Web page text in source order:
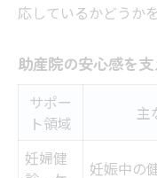
応しているかどうか
助産院の安心感を
サポー
ト領域
主
妊婦健
妊娠中の